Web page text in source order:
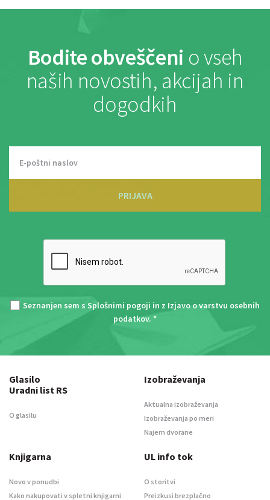
Bodite obveščeni o vseh
naših novostih, akcijah in
dogodkih
PRIJAVA
Seznanjen sem s Splošnimi pogoji in z Izjavo o varstvu osebnih
podatkov. *
Glasilo
Uradni list RS
O glasilu
Izobraževanja
Aktualna izobraževanja
Izobraževanja po meri
Najem dvorane
Knjigarna
Novo v ponudbi
Kako nakupovati v spletni knjigarni
UL info tok
O storitvi
Preizkusi brezplačno